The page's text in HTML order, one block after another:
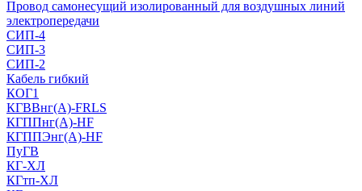
Провод самонесущий изолированный для воздушных линий
электропередачи
СИП-4
СИП-3
СИП-2
Кабель гибкий
КОГ1
КГВВнг(А)-FRLS
КГППнг(A)-HF
КГППЭнг(A)-HF
ПуГВ
КГ-ХЛ
КГтп-ХЛ